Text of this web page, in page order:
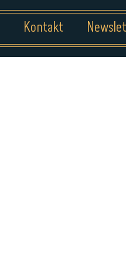
Kontakt